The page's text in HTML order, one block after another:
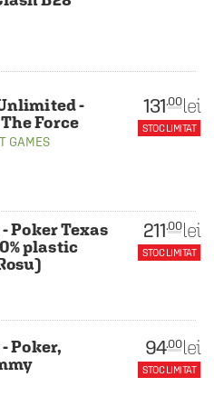
-
Force
GAMES
131.00 lei
STOC LIMITAT
Poker Texas
plastic
211.00 lei
STOC LIMITAT
Poker,
94.00 lei
STOC LIMITAT